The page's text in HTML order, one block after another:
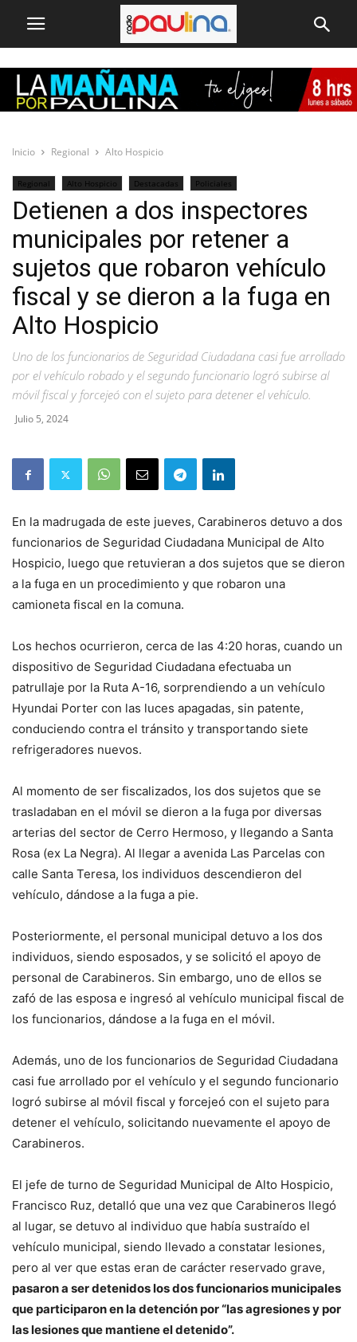
Inicio Regional Alto Hospicio
Regional Alto Hospicio Destacadas Policiales
Detienen a dos inspectores
municipales por retener a
sujetos que robaron vehículo
fiscal y se dieron a la fuga en
Alto Hospicio
Uno de los funcionarios de Seguridad Ciudadana casi fue arrollado
por el vehículo robado y el segundo funcionario logró subirse al
móvil fiscal y forcejeó con el sujeto para detener el vehículo.
Julio 5, 2024
En la madrugada de este jueves, Carabineros detuvo a dos
funcionarios de Seguridad Ciudadana Municipal de Alto
Hospicio, luego que retuvieran a dos sujetos que se dieron
a la fuga en un procedimiento y que robaron una
camioneta fiscal en la comuna.
Los hechos ocurrieron, cerca de las 4:20 horas, cuando un
dispositivo de Seguridad Ciudadana efectuaba un
patrullaje por la Ruta A-16, sorprendiendo a un vehículo
Hyundai Porter con las luces apagadas, sin patente,
conduciendo contra el tránsito y transportando siete
refrigeradores nuevos.
Al momento de ser fiscalizados, los dos sujetos que se
trasladaban en el móvil se dieron a la fuga por diversas
arterias del sector de Cerro Hermoso, y llegando a Santa
Rosa (ex La Negra). Al llegar a avenida Las Parcelas con
calle Santa Teresa, los individuos descendieron del
vehículo, dándose a la fuga a pie.
Posteriormente, el personal municipal detuvo a los dos
individuos, siendo esposados, y se solicitó el apoyo de
personal de Carabineros. Sin embargo, uno de ellos se
zafó de las esposa e ingresó al vehículo municipal fiscal de
los funcionarios, dándose a la fuga en el móvil.
Además, uno de los funcionarios de Seguridad Ciudadana
casi fue arrollado por el vehículo y el segundo funcionario
logró subirse al móvil fiscal y forcejeó con el sujeto para
detener el vehículo, solicitando nuevamente el apoyo de
Carabineros.
El jefe de turno de Seguridad Municipal de Alto Hospicio,
Francisco Ruz, detalló que una vez que Carabineros llegó
al lugar, se detuvo al individuo que había sustraído el
vehículo municipal, siendo llevado a constatar lesiones,
pero al ver que estas eran de carácter reservado grave,
pasaron a ser detenidos los dos funcionarios municipales
que participaron en la detención por “las agresiones y por
las lesiones que mantiene el detenido”.